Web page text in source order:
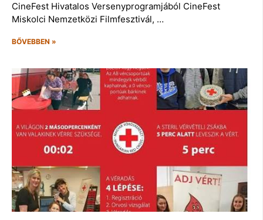
CineFest Hivatalos Versenyprogramjából CineFest
Miskolci Nemzetközi Filmfesztivál, …
BŐVEBBEN »